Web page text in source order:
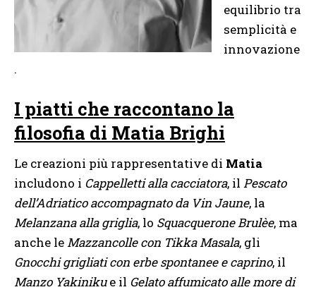
equilibrio tra
semplicità e
innovazione
.
I piatti che raccontano la
filosofia di Matia Brighi
Le creazioni più rappresentative di Matia
includono i Cappelletti alla cacciatora, il Pescato
dell’Adriatico accompagnato da Vin Jaune, la
Melanzana alla griglia, lo Squacquerone Brulèe, ma
anche leMazzancolle con Tikka Masala, gli
Gnocchi grigliati con erbe spontanee e caprino, il
Manzo Yakinikue il Gelato affumicato alle more di